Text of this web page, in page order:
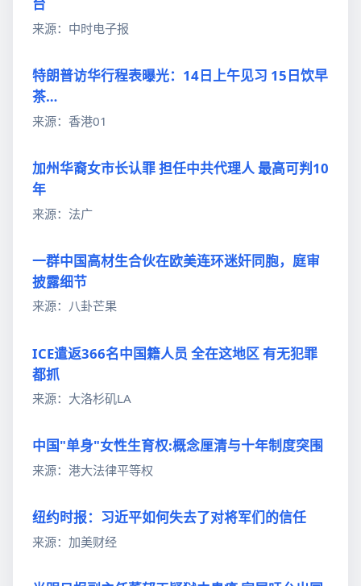
台
来源：中时电子报
特朗普访华行程表曝光：14日上午见习 15日饮早
茶…
来源：香港01
加州华裔女市长认罪 担任中共代理人 最高可判10
年
来源：法广
一群中国高材生合伙在欧美连环迷奸同胞，庭审
披露细节
来源：八卦芒果
ICE遣返366名中国籍人员 全在这地区 有无犯罪
都抓
来源：大洛杉矶LA
中国"单身"女性生育权:概念厘清与十年制度突围
来源：港大法律平等权
纽约时报：习近平如何失去了对将军们的信任
来源：加美财经